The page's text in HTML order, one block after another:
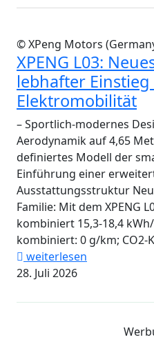
© XPeng Motors
XPENG L03:
lebhafter Einstieg
Elektromobilität
– Sportlich-modernes
Aerodynamik auf 4,65
definiertes Modell der
Einführung einer
Ausstattungsstruktur
Familie: Mit dem XPENG
kombiniert 15,3-18,4
kombiniert: 0 g/km; CO2-
weiterlesen
28. Juli 2026